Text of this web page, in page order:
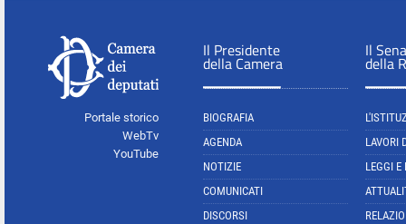
Portale storico
WebTv
YouTube
Il Presidente
della Camera
BIOGRAFIA
AGENDA
NOTIZIE
COMUNICATI
DISCORSI
Il
della
LAVORI
LEGGI E